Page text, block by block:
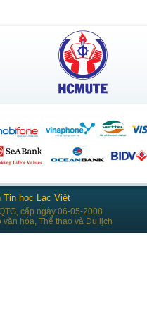
Tin học Lạc Việt
cấp ngày 06-05-2008
hóa, Thể thao và Du lịch